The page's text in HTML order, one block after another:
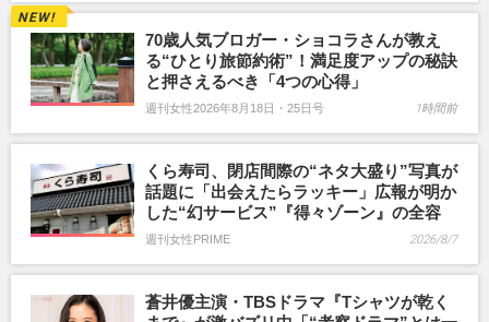
70歳人気ブロガー・ショコラさんが教え
る“ひとり旅節約術”！満足度アップの秘訣
と押さえるべき「4つの心得」
週刊女性2026年8月18日・25日号 1時間前
くら寿司、閉店間際の“ネタ大盛り”写真が
話題に「出会えたらラッキー」広報が明か
した“幻サービス”『得々ゾーン』の全容
週刊女性PRIME 2026/8/7
蒼井優主演・TBSドラマ『Tシャツが乾く